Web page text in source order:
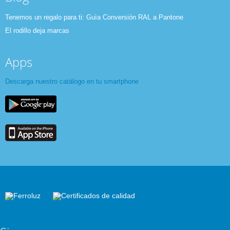
Tenemos un regalo para ti: Guìa Conversión RAL a Pantone
El rodillo deja marcas
Apps
Descarga nuestro catálogo en tu smartphone